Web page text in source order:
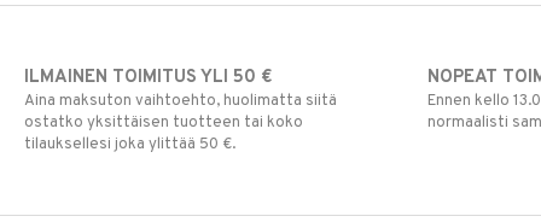
ILMAINEN TOIMITUS YLI 50 €
Aina maksuton vaihtoehto, huolimatta siitä
ostatko yksittäisen tuotteen tai koko
tilauksellesi joka ylittää 50 €.
NOPEAT
Ennen kello
normaalisti